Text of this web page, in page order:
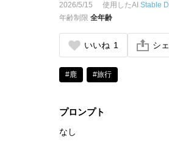
2026/5/15 使用したAIStable
年齢制限全年齢
いいね 1 シ
#鹿 #旅行
プロンプト
なし